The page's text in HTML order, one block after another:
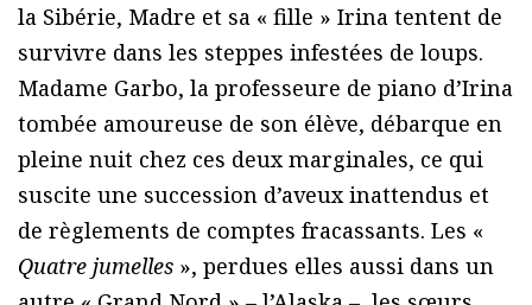
la Sibérie, Madre et sa « fille » Irina tentent de
survivre dans les steppes infestées de loups.
Madame Garbo, la professeure de piano d’Irina
tombée amoureuse de son élève, débarque en
pleine nuit chez ces deux marginales, ce qui
suscite une succession d’aveux inattendus et
de règlements de comptes fracassants. Les «
Quatre jumelles », perdues elles aussi dans un